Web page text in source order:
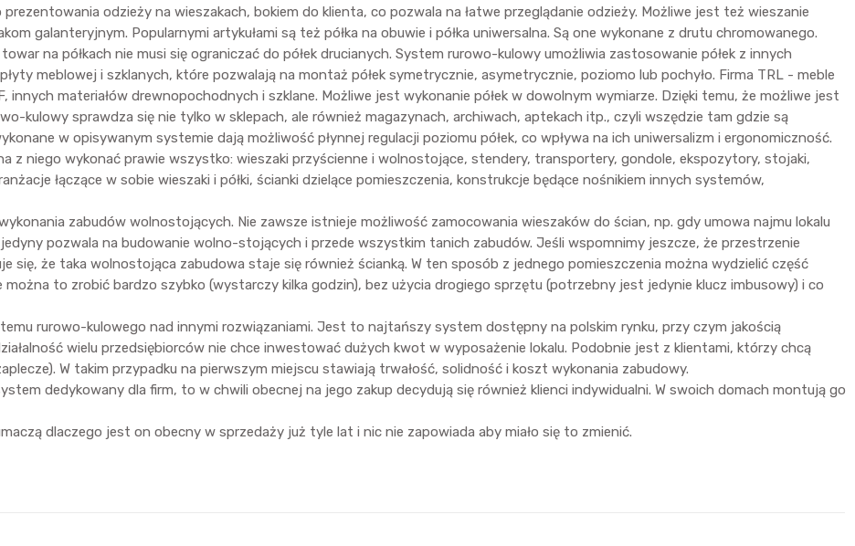
odzieży na wieszakach, bokiem do klienta, co pozwala na łatwe przeglądanie odzieży. Możliwe jest też wieszanie
galanteryjnym. Popularnymi artykułami są też półka na obuwie i półka uniwersalna. Są one wykonane z drutu chromowanego.
na półkach nie musi się ograniczać do półek drucianych. System rurowo-kulowy umożliwia zastosowanie półek z innych
meblowej i szklanych, które pozwalają na montaż półek symetrycznie, asymetrycznie, poziomo lub pochyło. Firma TRL - meble
innych materiałów drewnopochodnych i szklane. Możliwe jest wykonanie półek w dowolnym wymiarze. Dzięki temu, że możliwe jest
kulowy sprawdza się nie tylko w sklepach, ale również magazynach, archiwach, aptekach itp., czyli wszędzie tam gdzie są
w opisywanym systemie dają możliwość płynnej regulacji poziomu półek, co wpływa na ich uniwersalizm i ergonomiczność.
z niego wykonać prawie wszystko: wieszaki przyścienne i wolnostojące, stendery, transportery, gondole, ekspozytory, stojaki,
łączące w sobie wieszaki i półki, ścianki dzielące pomieszczenia, konstrukcje będące nośnikiem innych systemów,
zabudów wolnostojących. Nie zawsze istnieje możliwość zamocowania wieszaków do ścian, np. gdy umowa najmu lokalu
pozwala na budowanie wolno-stojących i przede wszystkim tanich zabudów. Jeśli wspomnimy jeszcze, że przestrzenie
się, że taka wolnostojąca zabudowa staje się również ścianką. W ten sposób z jednego pomieszczenia można wydzielić część
to zrobić bardzo szybko (wystarczy kilka godzin), bez użycia drogiego sprzętu (potrzebny jest jedynie klucz imbusowy) i co
rurowo-kulowego nad innymi rozwiązaniami. Jest to najtańszy system dostępny na polskim rynku, przy czym jakością
wielu przedsiębiorców nie chce inwestować dużych kwot w wyposażenie lokalu. Podobnie jest z klientami, którzy chcą
W takim przypadku na pierwszym miejscu stawiają trwałość, solidność i koszt wykonania zabudowy.
dedykowany dla firm, to w chwili obecnej na jego zakup decydują się również klienci indywidualni. W swoich domach montują go
dlaczego jest on obecny w sprzedaży już tyle lat i nic nie zapowiada aby miało się to zmienić.